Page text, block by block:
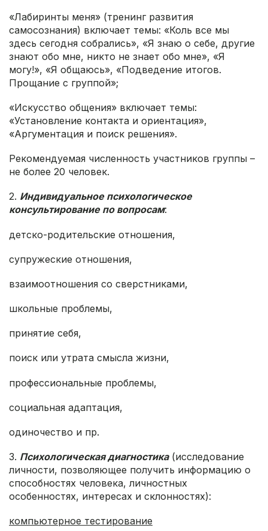
«Лабиринты меня» (тренинг развития
самосознания) включает темы: «Коль все мы
здесь сегодня собрались», «Я знаю о себе, другие
знают обо мне, никто не знает обо мне», «Я
могу!», «Я общаюсь», «Подведение итогов.
Прощание с группой»;
«Искусство общения» включает темы:
«Установление контакта и ориентация»,
«Аргументация и поиск решения».
Рекомендуемая численность участников группы –
не более 20 человек.
2. Индивидуальное психологическое
консультирование по вопросам:
детско-родительские отношения,
супружеские отношения,
взаимоотношения со сверстниками,
школьные проблемы,
принятие себя,
поиск или утрата смысла жизни,
профессиональные проблемы,
социальная адаптация,
одиночество и пр.
3. Психологическая диагностика(исследование
личности, позволяющее получить информацию о
способностях человека, личностных
особенностях, интересах и склонностях):
компьютерное тестирование